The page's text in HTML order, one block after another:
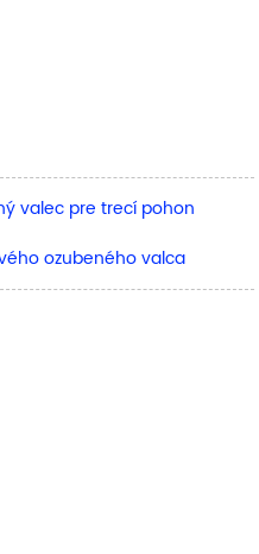
valec pre trecí pohon
ozubeného valca